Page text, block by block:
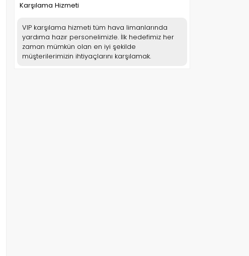
Karşılama Hizmeti
VIP karşılama hizmeti tüm hava limanlarında
yardıma hazır personelimizle. İlk hedefimiz her
zaman mümkün olan en iyi şekilde
müşterilerimizin ihtiyaçlarını karşılamak.